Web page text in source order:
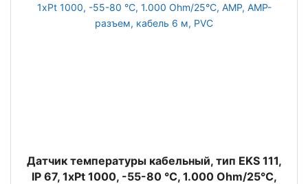
Датчик температуры кабельный, тип EKS 111,
IP 67, 1xPt 1000, -55-80 °C, 1.000 Ohm/25°C,